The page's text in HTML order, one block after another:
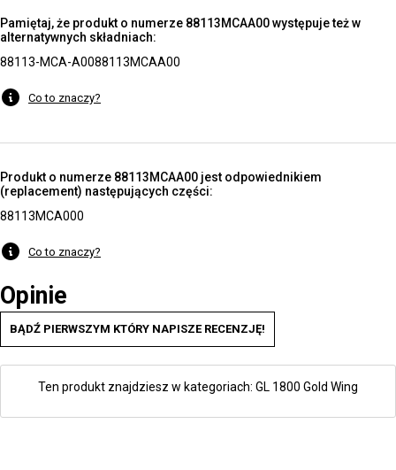
Pamiętaj, że produkt o numerze 88113MCAA00 występuje też w
alternatywnych składniach:
88113-MCA-A0088113MCAA00
Co to znaczy?
Produkt o numerze 88113MCAA00 jest odpowiednikiem
(replacement) następujących części:
88113MCA000
Co to znaczy?
Opinie
BĄDŹ PIERWSZYM KTÓRY NAPISZE RECENZJĘ!
Ten produkt znajdziesz w kategoriach: GL 1800 Gold Wing